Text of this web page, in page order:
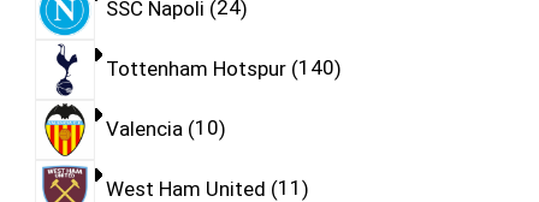
SSC Napoli 24
Tottenham Hotspur 140
Valencia 10
West Ham United 11